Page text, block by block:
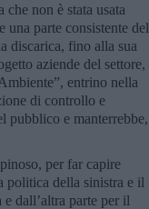
non è stata usata
parte consistente del
discarica, fino alla sua
aziende del settore,
entrino nella
di controllo e
pubblico e manterrebbe,
per far capire
politica della sinistra e il
dall’altra parte per il